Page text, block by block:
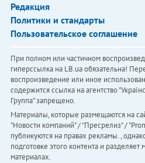
Редакция
Политики и стандарты
Пользовательское соглашение
При полном или частичном
гиперссылка на LB.ua обязательна!
воспроизведение или иное
содержится ссылка на агентство
Группа" запрещено.
Материалы, которые размещаются на
"Новости компаний" / "Пресрелиз" /
публикуются на правах рекламы. ,
подготовке этого контента и
материалах.